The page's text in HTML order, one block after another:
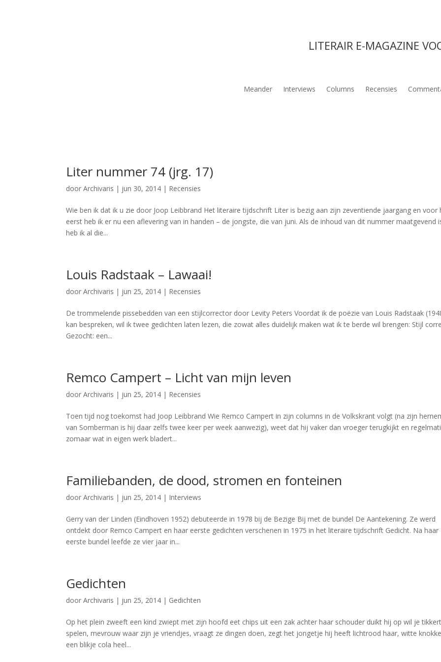
LITERAIR E-MAGAZINE
Meander Interviews Columns Recensies
Liter nummer 74 (jrg. 17)
doorArchivaris | jun 30, 2014 | Recensies
Wie ben ik dat ik u zie door Joop Leibbrand Het literaire tijdschrift Liter is bezig aan zijn zeventiende jaargang en voor
eerst heb ik er nu een aflevering van in handen – de jongste, die van juni. Als de inhoud van dit nummer maatgevend
heb ik al die...
Louis Radstaak – Lawaai!
doorArchivaris | jun 25, 2014 | Recensies
De trommelende pissebedden van een stijlcorrector door Levity Peters Voordat ik de poëzie van Louis Radstaak
kan bespreken, wil ik twee gedichten laten lezen, die zowat alles duidelijk maken wat ik te berde wil brengen: Stijl
Gezocht: een...
Remco Campert – Licht van mijn leven
doorArchivaris | jun 25, 2014 | Recensies
Toen tijd nog toekomst had Joop Leibbrand Wie Remco Campert in zijn columns in de Volkskrant volgt (na zijn
van Somberman is hij daar zelfs twee keer per week aanwezig), weet dat hij vaker dan vroeger terugkijkt en
zomaar wat in eigen werk bladert...
Familiebanden, de dood, stromen en fonteinen
doorArchivaris | jun 25, 2014 | Interviews
Gerry van der Linden (Eindhoven 1952) debuteerde in 1978 bij de Bezige Bij met de bundel De Aantekening. Ze werd
ontdekt door Remco Campert en haar eerste gedichten verschenen in 1975 in het literaire tijdschrift Gedicht. Na haar
eerste bundel leefde ze vier jaar in...
Gedichten
doorArchivaris | jun 25, 2014 | Gedichten
Op het plein zweeft een kind zwiept met zijn hoofd eet chips uit een zak achter haar schouder duikt hij op wil je
spelen, mevrouw waar zijn je vriendjes, vraagt ze dingen doen, zegt het jongetje hij heeft lichtrood haar, witte
een blikje cola heel...